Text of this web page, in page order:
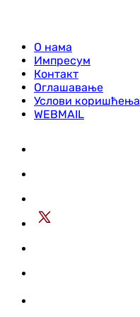
О нама
Импресум
Контакт
Оглашавање
Услови коришћења
WEBMAIL